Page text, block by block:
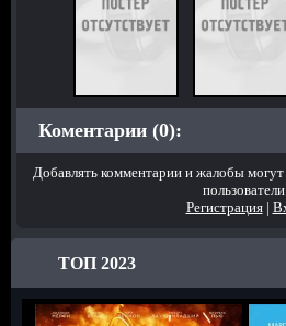
Коментарии (0):
Добавлять комментарии и жалобы могут
Регистрация|
ТОП 2023